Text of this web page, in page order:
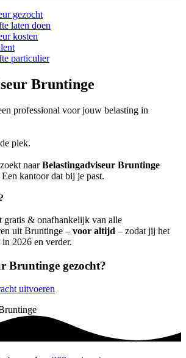
gezocht
laten doen
kosten
particulier
Bruntinge
professional voor jouw belasting in
plek.
naarBelastingadviseur Bruntinge
kantoor dat bij je past.
gratis & onafhankelijk van alle
uit Bruntinge – voor altijd – zodat jij het
2026 en verder.
Bruntinge gezocht?
uitvoeren